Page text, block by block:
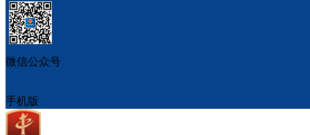
微信公众号
手机版